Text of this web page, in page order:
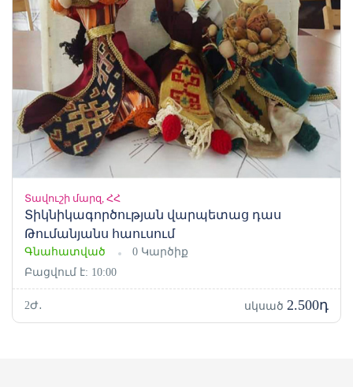
Տավուշի մարզ, ՀՀ
Տիկնիկագործության վարպետաց դաս
Թումանյանս հաուսում
Գնահատված
0 Կարծիք
Բացվում է: 10:00
2Ժ․ սկսած 2.500դ